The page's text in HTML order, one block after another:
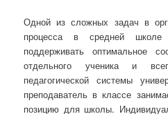
Одной из сложных задач в
процесса в средней школе
поддерживать оптимальное
отдельного ученика и
педагогической системы
преподаватель в классе
позицию для школы.